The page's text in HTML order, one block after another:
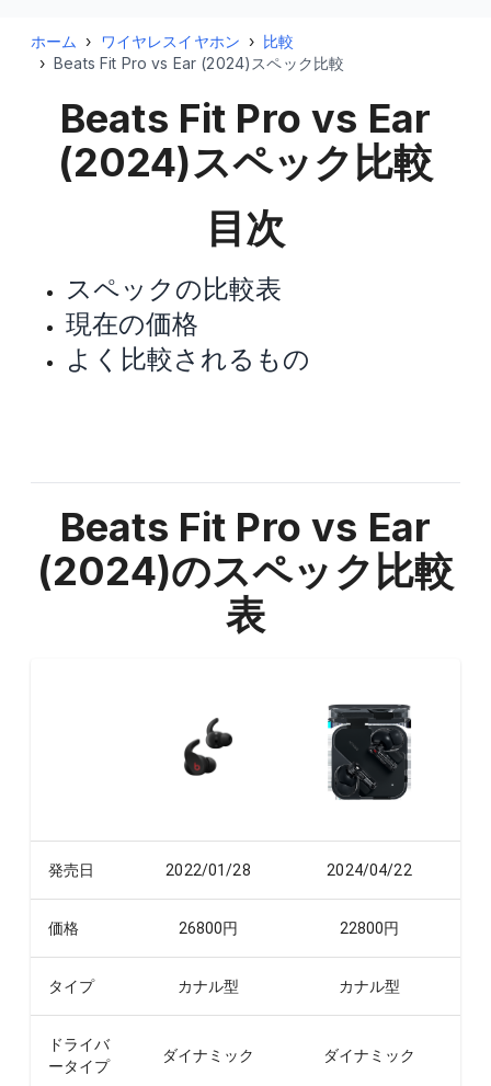
ホーム › ワイヤレスイヤホン › 比較
› Beats Fit Pro vs Ear (2024)スペック比較
Beats Fit Pro vs Ear
(2024)スペック比較
目次
スペックの比較表
現在の価格
よく比較されるもの
Beats Fit Pro vs Ear
(2024)のスペック比較
表
発売日 2022/01/28 2024/04/22
価格 26800円 22800円
タイプ カナル型 カナル型
ドライバ
ータイプ
ダイナミック ダイナミック